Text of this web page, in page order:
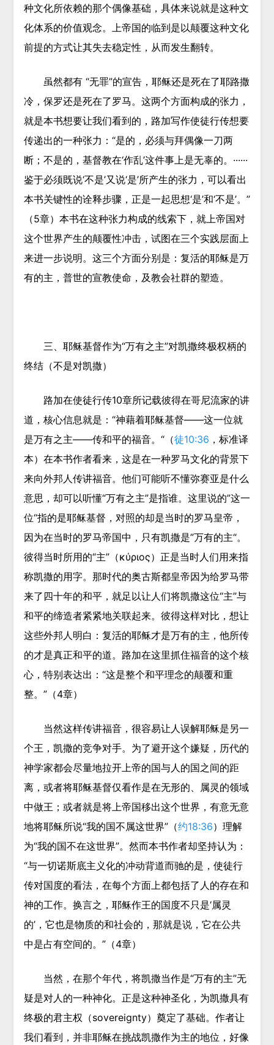
种文化所依赖的那个偶像基础，具体来说就是这种文
化体系的价值观念。上帝国的临到是以颠覆这种文化
前提的方式让其失去稳定性，从而发生翻转。
虽然都有 “无罪”的宣告，耶稣还是死在了耶路撒
冷，保罗还是死在了罗马。这两个方面构成的张力，
就是本书想要让我们看到的，路加写作使徒行传想要
传递出的一种张力：“是的，必须与拜偶像一刀两
断；不是的，基督教在‘作乱’这件事上是无辜的。······
鉴于必须既说‘不是’又说‘是’所产生的张力，可以看出
本书关键性的诠释步骤，正是一起思想‘是’和‘不是’。”
（5章）本书在这种张力构成的线索下，就上帝国对
这个世界产生的颠覆性冲击，试图在三个实践层面上
来进一步说明。这三个方面分别是：复活的耶稣是万
有的主，普世的宣教使命，及教会社群的塑造。
三、 耶稣基督作为“万有之主”对凯撒终极权柄的
终结（不是对凯撒）
路加在使徒行传10章所记载彼得在哥尼流家的讲
道，核心信息就是：“神藉着耶稣基督——这一位就
是万有之主——传和平的福音。“（徒10:36 ，标准译
本）在本书作者看来，这是在一种罗马文化的背景下
来向外邦人传讲福音。他们可能听不懂弥赛亚是什么
意思，却可以听懂“万有之主”是指谁。这里说的”这一
位“指的是耶稣基督，对照的却是当时的罗马皇帝，
因为在当时的罗马帝国中，只有凯撒是”万有的主“。
彼得当时所用的“主”（κύριος）正是当时人们用来指
称凯撒的用字。那时代的奥古斯都皇帝因为给罗马带
来了四十年的和平，就足以让人们将凯撒这位“主”与
和平的缔造者紧紧地关联起来。彼得这样对比，想让
这些外邦人明白：复活的耶稣才是万有的主，他所传
的才是真正和平的道。路加在这里抓住福音的这个核
心，特别表达出：“这是整个和平理念的颠覆和重
整。”（4章）
当然这样传讲福音，很容易让人误解耶稣是另一
个王，凯撒的竞争对手。为了避开这个嫌疑，历代的
神学家都会尽量地拉开上帝的国与人的国之间的距
离，或者将耶稣基督仅看作是在无形的、属灵的领域
中做王；或者就是将上帝国移出这个世界，有意无意
地将耶稣所说“我的国不属这世界”（约18:36）理解
为“我的国不在这世界”。然而本书作者却坚持认为：
“与一切诺斯底主义化的冲动背道而驰的是，使徒行
传对国度的看法，在每个方面上都包括了人的存在和
神的工作。换言之，耶稣作王的国度不只是‘属灵
的’，它也是物质的和社会的，那就是说，它在公共
中是占有空间的。”（4章）
当然，在那个年代，将凯撒当作是“万有的主”无
疑是对人的一种神化。正是这种神圣化，为凯撒具有
终极的君主权（sovereignty）奠定了基础。作者让
我们看到，并非耶稣在挑战凯撒作为主的地位，好像